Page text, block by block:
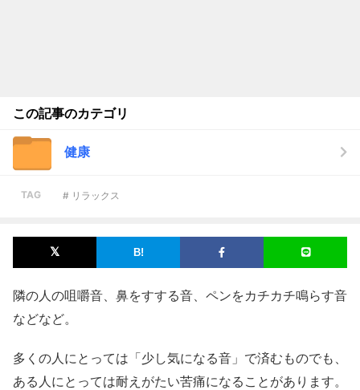
この記事のカテゴリ
健康
TAG # リラックス
隣の人の咀嚼音、鼻をすする音、ペンをカチカチ鳴らす音
などなど。
多くの人にとっては「少し気になる音」で済むものでも、
ある人にとっては耐えがたい苦痛になることがあります。